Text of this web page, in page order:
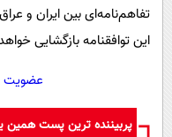
تفاهم‌نامه‌ای بین ایران و
این توافقنامه بازگشایی
عضویت
پربیننده ترین پست